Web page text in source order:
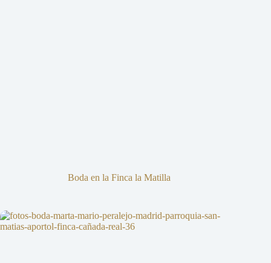
Boda en la Finca la Matilla